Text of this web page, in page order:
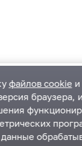
файлов cookie
браузера,